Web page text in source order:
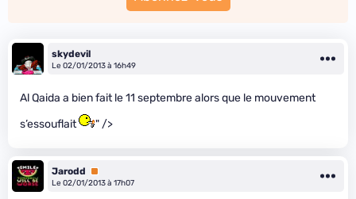
skydevil
Le 02/01/2013 à 16h49
Al Qaida a bien fait le 11 septembre alors que le mouvement
s’essouflait
" />
Jarodd
Premium
Le 02/01/2013 à 17h07